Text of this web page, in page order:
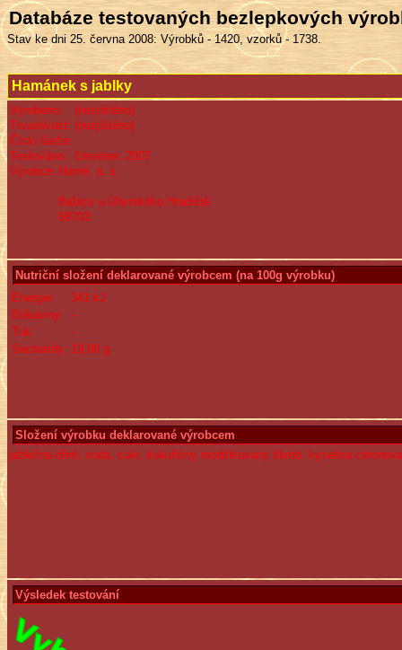
Databáze testovaných bezlepkových
Stav ke dni 25. června 2008: Výrobků - 1420, vzorků - 1738.
Hamánek s jablky
Vyrobeno:
(nezjištěno)
Trvanlivost: (nezjištěno)
Číslo šarže:
Testováno: červenec 2007
Výrobce: Hamé, a. s.
Babice u Uherského Hradiště
68703
Nutriční složení deklarované výrobcem (na 100g výrobku)
Energie:
341 kJ
Bílkoviny: -
Tuk:
-
Sacharidy: 19,90 g
Složení výrobku deklarované výrobcem
jablečná dřeň, voda, cukr, kukuřičný modifikovaný škrob, kyselina
Výsledek testování